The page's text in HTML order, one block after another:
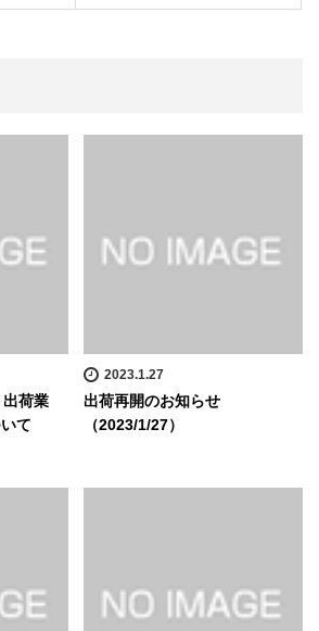
荷業
て
2023.1.27
出荷再開のお知らせ
（2023/1/27）